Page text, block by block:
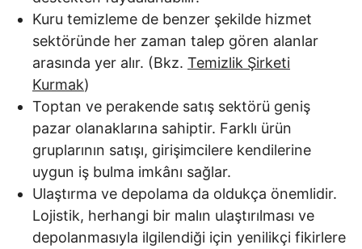
Kuru temizleme de benzer şekilde hizmet
sektöründe her zaman talep gören alanlar
arasında yer alır. (Bkz. Temizlik Şirketi
Kurmak)
Toptan ve perakende satış sektörü geniş
pazar olanaklarına sahiptir. Farklı ürün
gruplarının satışı, girişimcilere kendilerine
uygun iş bulma imkânı sağlar.
Ulaştırma ve depolama da oldukça önemlidir.
Lojistik, herhangi bir malın ulaştırılması ve
depolanmasıyla ilgilendiği için yenilikçi fikirlere